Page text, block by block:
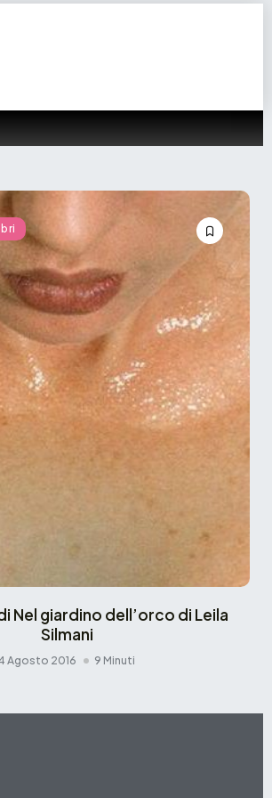
Nel giardino dell’orco di Leila
Silmani
Agosto 2016 9 Minuti